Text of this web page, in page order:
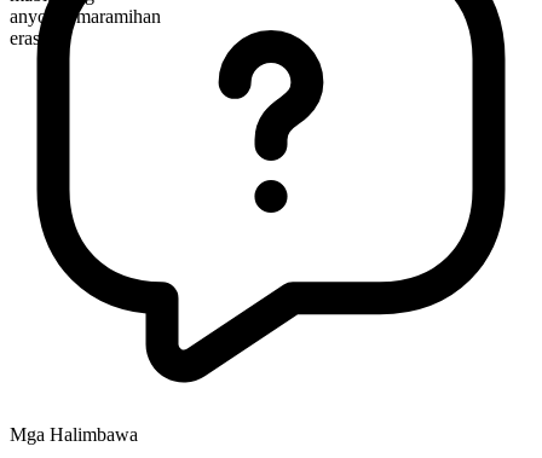
anyo ng maramihan
eras
Mga Halimbawa